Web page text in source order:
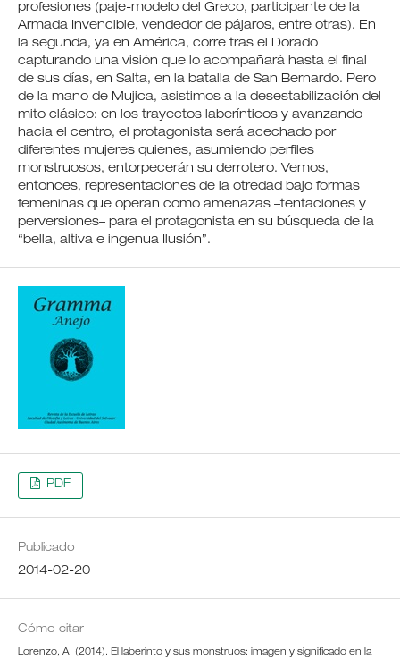
profesiones (paje-modelo del Greco, participante de la
Armada Invencible, vendedor de pájaros, entre otras). En
la segunda, ya en América, corre tras el Dorado
capturando una visión que lo acompañará hasta el final
de sus días, en Salta, en la batalla de San Bernardo. Pero
de la mano de Mujica, asistimos a la desestabilización del
mito clásico: en los trayectos laberínticos y avanzando
hacia el centro, el protagonista será acechado por
diferentes mujeres quienes, asumiendo perfiles
monstruosos, entorpecerán su derrotero. Vemos,
entonces, representaciones de la otredad bajo formas
femeninas que operan como amenazas –tentaciones y
perversiones– para el protagonista en su búsqueda de la
“bella, altiva e ingenua Ilusión”.
PDF
Publicado
2014-02-20
Cómo citar
Lorenzo, A. (2014). El laberinto y sus monstruos: imagen y significado en la